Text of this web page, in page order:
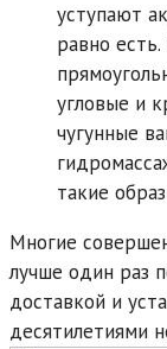
уступают
равно
угловые и
чугунные
такие
Многие
лучше один раз
доставкой и
десятилетиями